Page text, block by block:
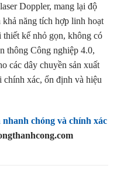
Doppler, mang lại độ
năng tích hợp linh hoạt
kế nhỏ gọn, không có
thông Công nghiệp 4.0,
các dây chuyền sản xuất
chính xác, ổn định và hiệu
chóng và chính xác